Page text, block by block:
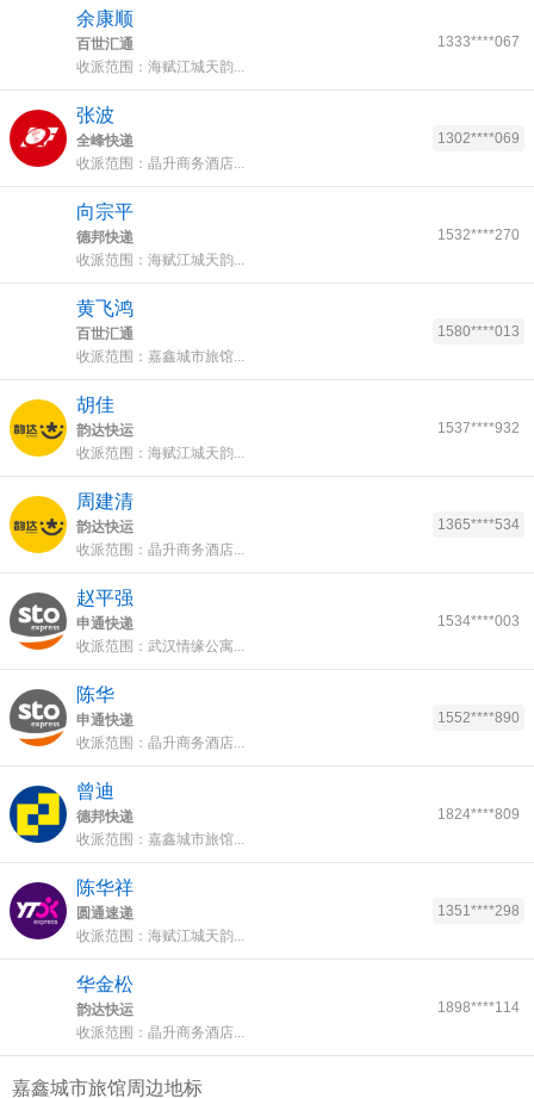
余康顺
百世汇通
收派范围：海赋江城天韵...
1333****067
张波
全峰快递
收派范围：晶升商务酒店...
1302****069
向宗平
德邦快递
收派范围：海赋江城天韵...
1532****270
黄飞鸿
百世汇通
收派范围：嘉鑫城市旅馆...
1580****013
胡佳
韵达快运
收派范围：海赋江城天韵...
1537****932
周建清
韵达快运
收派范围：晶升商务酒店...
1365****534
赵平强
申通快递
收派范围：武汉情缘公寓...
1534****003
陈华
申通快递
收派范围：晶升商务酒店...
1552****890
曾迪
德邦快递
收派范围：嘉鑫城市旅馆...
1824****809
陈华祥
圆通速递
收派范围：海赋江城天韵...
1351****298
华金松
韵达快运
收派范围：晶升商务酒店...
1898****114
嘉鑫城市旅馆周边地标